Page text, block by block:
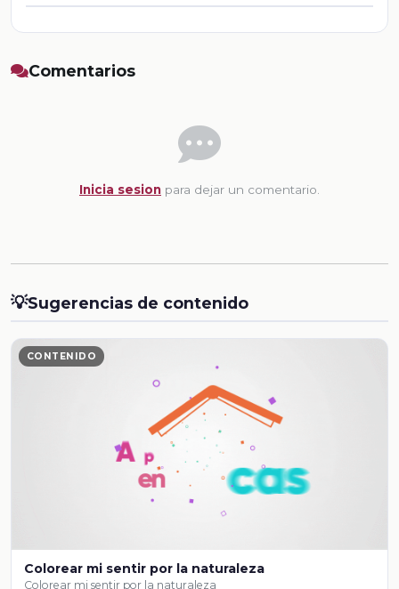
Comentarios
Inicia sesion para dejar un comentario.
💡Sugerencias de contenido
CONTENIDO
Colorear mi sentir por la naturaleza
Colorear mi sentir por la naturaleza